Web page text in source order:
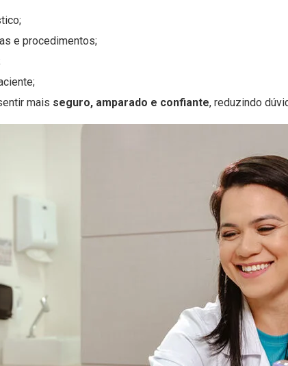
e procedimentos;
mais seguro, amparado e confiante, reduzindo